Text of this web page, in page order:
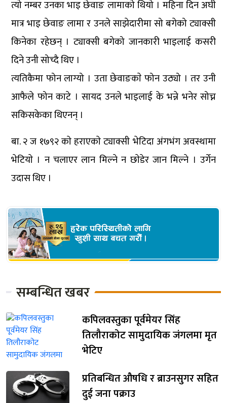
त्यो नम्बर उनका भाइ छेवाङ लामाको थियो । महिना दिन अघी
मात्र भाइ छेवाङ लामा र उनले साझेदारीमा सो बगेको ट्याक्सी
किनेका रहेछन् । ट्याक्सी बगेको जानकारी भाइलाई कसरी
दिने उनी सोच्दै थिए ।
त्यतिकैमा फोन लाग्यो । उता छेवाङकाे फोन उठ्यो । तर उनी
आफैले फोन काटे । सायद उनले भाइलाई के भन्ने भनेर सोच्न
सकिसकेका थिएनन् ।
बा. २ ज १७९२ काे हराएकाे ट्याक्सी भेटिदा अंगभंग अवस्थामा
भेटियाे । न चलाएर लान मिल्ने न छाेडेर जान मिल्ने । उर्गेन
उदास थिए ।
सम्बन्धित खबर
कपिलवस्तुका पूर्वमेयर सिंह
तिलौराकोट सामुदायिक जंगलमा मृत
भेटिए
प्रतिबन्धित औषधि र ब्राउनसुगर सहित
दुई जना पक्राउ